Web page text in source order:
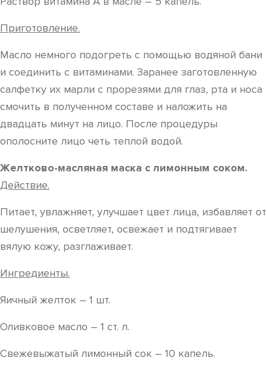
Приготовление.
Масло немного подогреть с помощью водяной бани
и соединить с витаминами. Заранее заготовленную
салфетку их марли с прорезями для глаз, рта и носа
смочить в полученном составе и наложить на
двадцать минут на лицо. После процедуры
ополосните лицо четь теплой водой.
Желтково-масляная маска с лимонным соком.
Действие.
Питает, увлажняет, улучшает цвет лица, избавляет от
шелушения, осветляет, освежает и подтягивает
вялую кожу, разглаживает.
Ингредиенты.
Яичный желток – 1 шт.
Оливковое масло – 1 ст. л.
Свежевыжатый лимонный сок – 10 капель.